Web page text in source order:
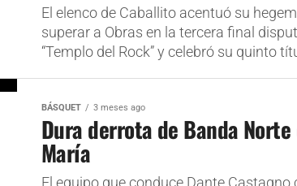
El elenco de Caballito acentuó su
superar a Obras en la tercera final
“Templo del Rock” y celebró su quinto
BÁSQUET 3 meses ago
Dura derrota de Banda
María
El equipo que conduce Dante Castagno